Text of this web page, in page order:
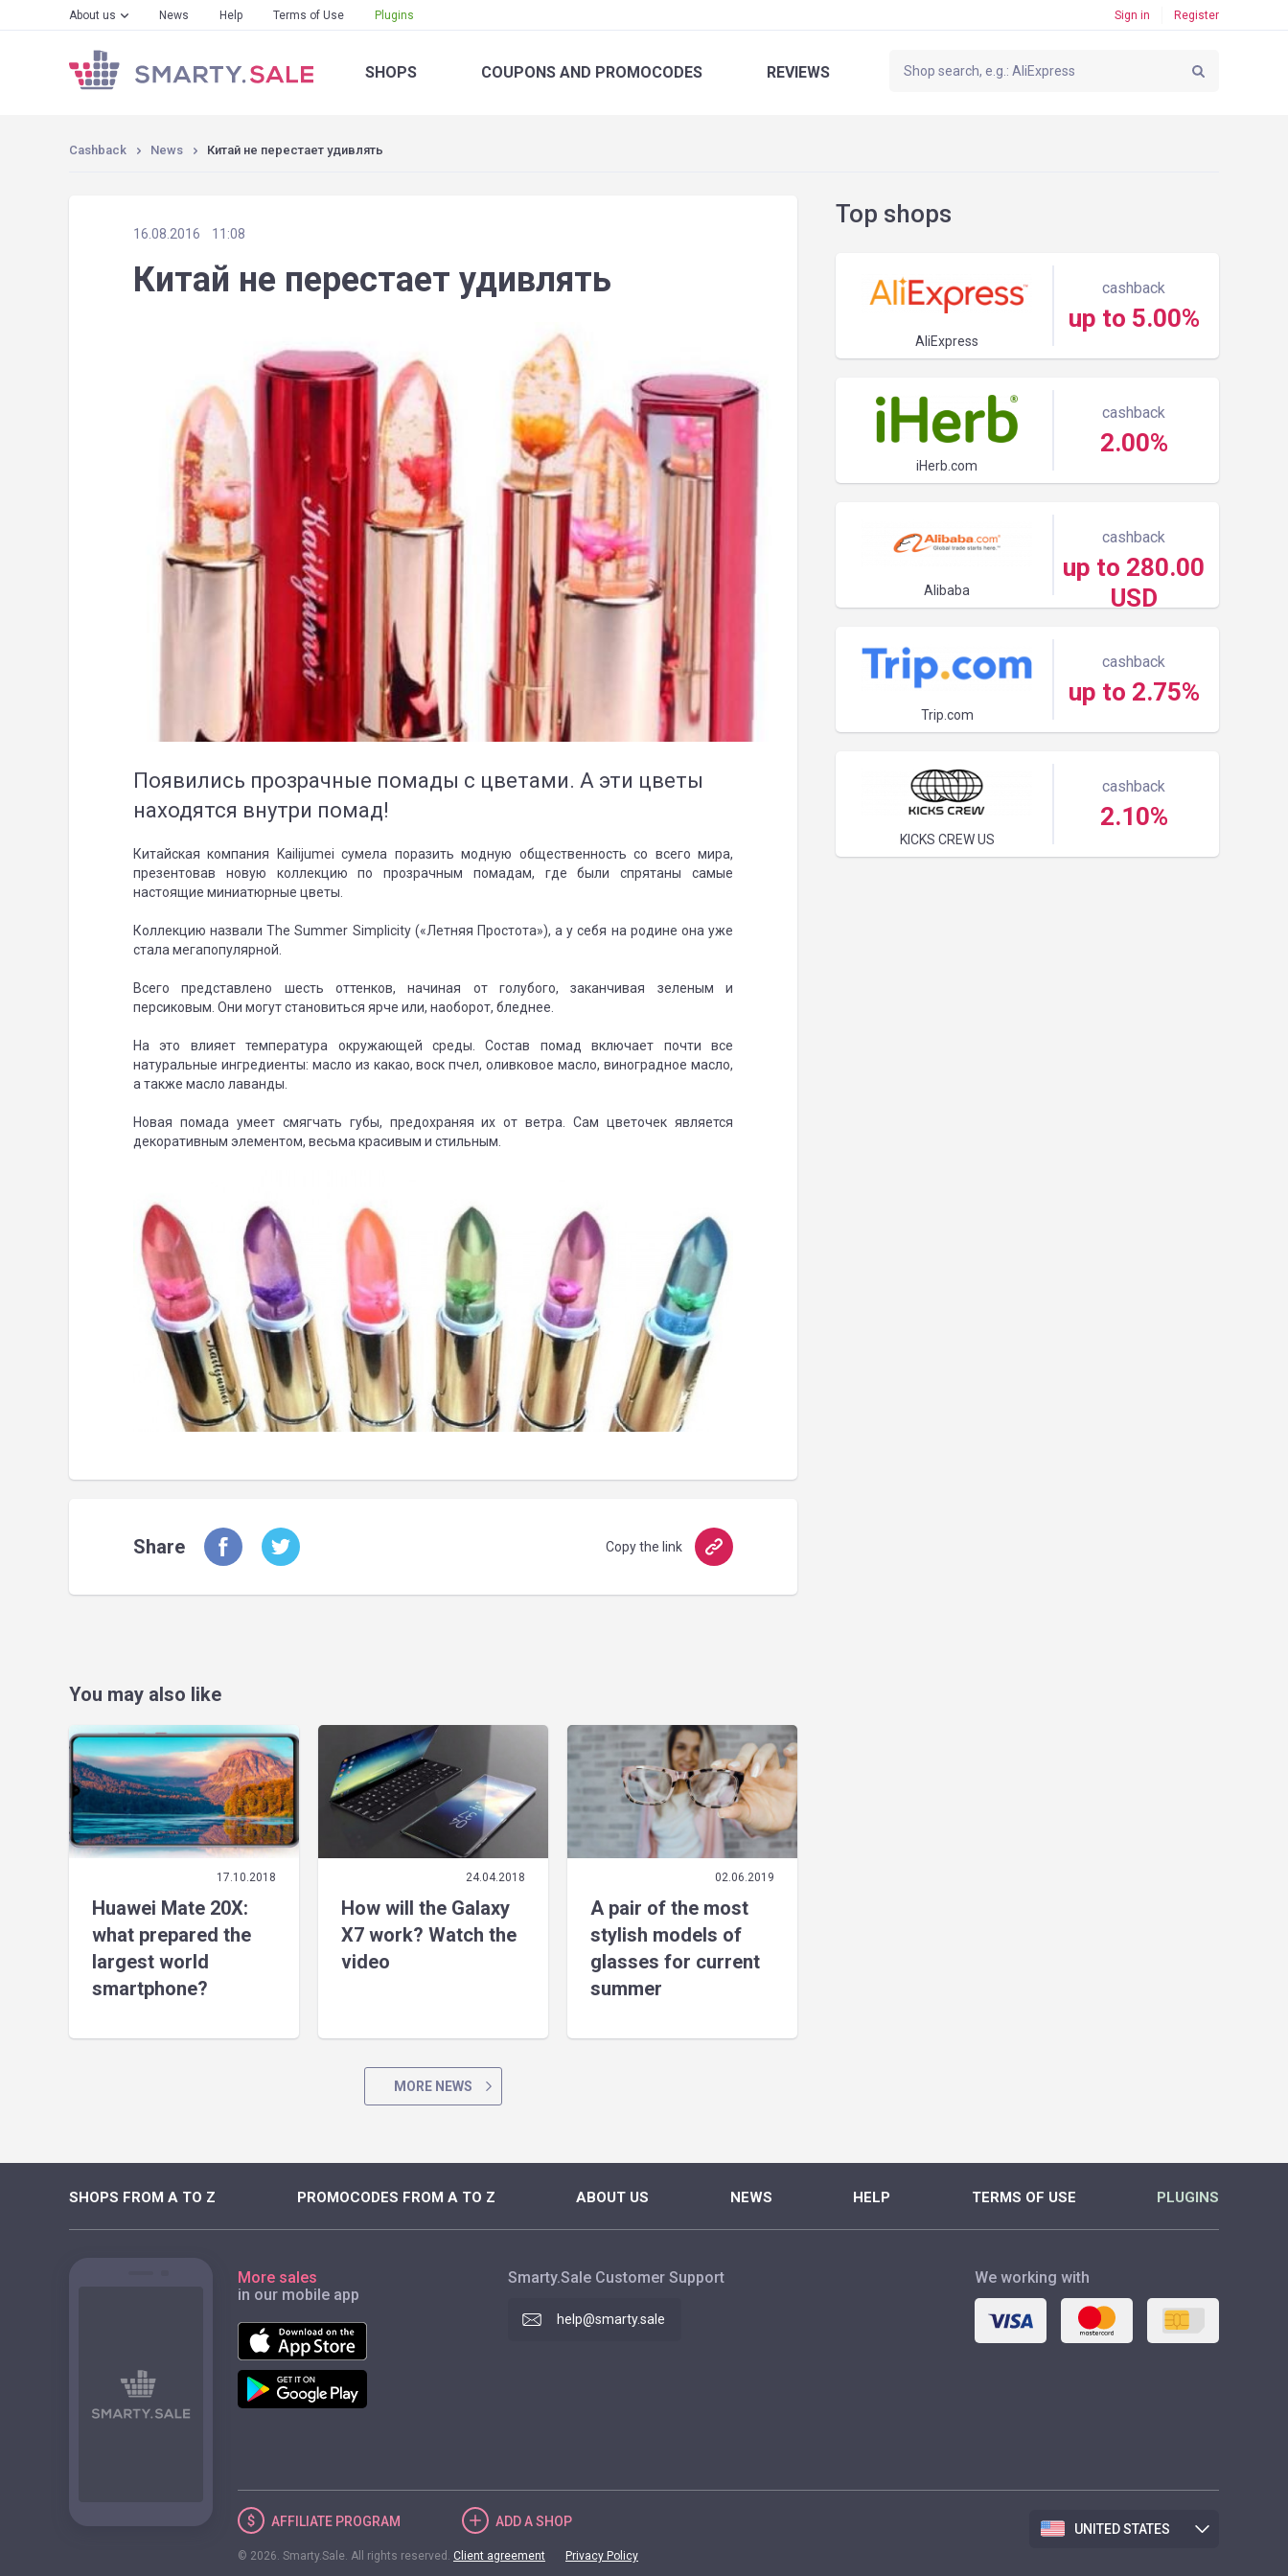
About us News Help Terms of Use Plugins Sign in Register
SHOPS COUPONS AND PROMOCODES REVIEWS
Cashback News Китай не перестает удивлять
16.08.2016 11:08
Китай не перестает удивлять
Появились прозрачные помады с цветами. А эти цветы
находятся внутри помад!
Китайская компания Kailijumei сумела поразить модную общественность со всего мира,
презентовав новую коллекцию по прозрачным помадам, где были спрятаны самые
настоящие миниатюрные цветы.
Коллекцию назвали The Summer Simplicity («Летняя Простота»), а у себя на родине она уже
стала мегапопулярной.
Всего представлено шесть оттенков, начиная от голубого, заканчивая зеленым и
персиковым. Они могут становиться ярче или, наоборот, бледнее.
На это влияет температура окружающей среды. Состав помад включает почти все
натуральные ингредиенты: масло из какао, воск пчел, оливковое масло, виноградное масло,
а также масло лаванды.
Новая помада умеет смягчать губы, предохраняя их от ветра. Сам цветочек является
декоративным элементом, весьма красивым и стильным.
Share Copy the link
You may also like
17.10.2018
Huawei Mate 20X:
what prepared the
largest world
smartphone?
24.04.2018
How will the Galaxy
X7 work? Watch the
video
02.06.2019
A pair of the most
stylish models of
glasses for current
summer
MORE NEWS
Top shops
AliExpress
cashback
up to 5.00%
iHerb.com
cashback
2.00%
Alibaba
cashback
up to 280.00
USD
Trip.com
cashback
up to 2.75%
KICKS CREW US
cashback
2.10%
SHOPS FROM A TO Z PROMOCODES FROM A TO Z ABOUT US NEWS HELP TERMS OF USE PLUGINS
More sales
in our mobile app
We working with
Smarty.Sale Customer Support
help@smarty.sale
AFFILIATE PROGRAM ADDA SHOP UNITED STATES
© 2026. Smarty.Sale. All rights reserved. Client agreement Privacy Policy